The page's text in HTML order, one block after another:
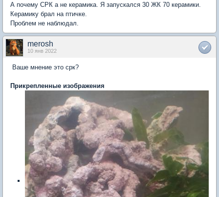
А почему СРК а не керамика. Я запускался 30 ЖК 70 керамики.
Керамику брал на птичке.
Проблем не наблюдал.
merosh
10 янв 2022
Ваше мнение это срк?
Прикрепленные изображения